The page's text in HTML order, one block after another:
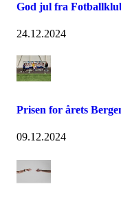
God jul fra
24.12.2024
Prisen for årets
09.12.2024